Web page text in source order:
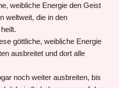
weibliche Energie den Geist
weltweit, die in den
göttliche, weibliche Energie
ausbreitet und dort alle
noch weiter ausbreiten, bis